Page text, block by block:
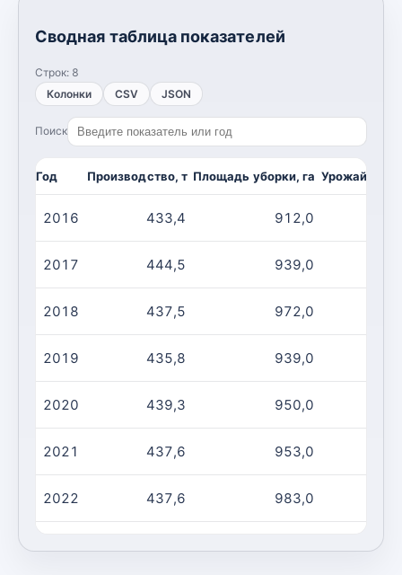
Сводная таблица показателей
Строк: 8
Колонки
CSV JSON
Поиск
Год Производство, т Площадь уборки, га
2016 433,4 912,0
2017 444,5 939,0
2018 437,5 972,0
2019 435,8 939,0
2020 439,3 950,0
2021 437,6 953,0
2022 437,6 983,0